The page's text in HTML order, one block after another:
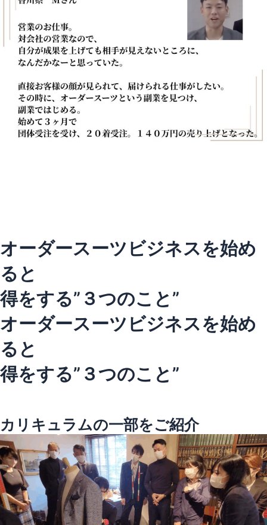
オーダースーツビジネスを始め
ると
得をする”３つのこと”
オーダースーツビジネスを始め
ると
得をする”３つのこと”
カリキュラムの一部をご紹介